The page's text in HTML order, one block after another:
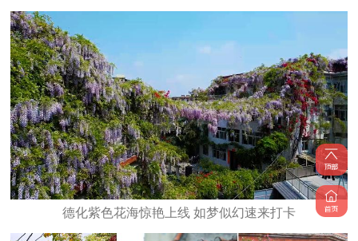
德化紫色花海惊艳上线 如梦似幻速来打卡